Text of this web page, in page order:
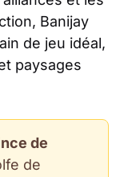
Banijay
de jeu idéal,
paysages
de
de